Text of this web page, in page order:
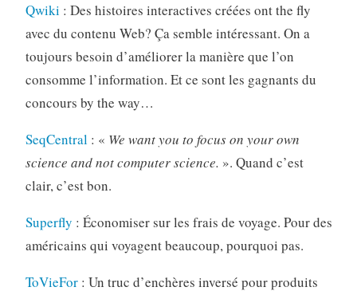
Qwiki : Des histoires interactives créées ont the fly
avec du contenu Web? Ça semble intéressant. On a
toujours besoin d’améliorer la manière que l’on
consomme l’information. Et ce sont les gagnants du
concours by the way…
SeqCentral: « We want you to focus on your own
science and not computer science. ». Quand c’est
clair, c’est bon.
Superfly : Économiser sur les frais de voyage. Pour des
américains qui voyagent beaucoup, pourquoi pas.
ToVieFor: Un truc d’enchères inversé pour produits